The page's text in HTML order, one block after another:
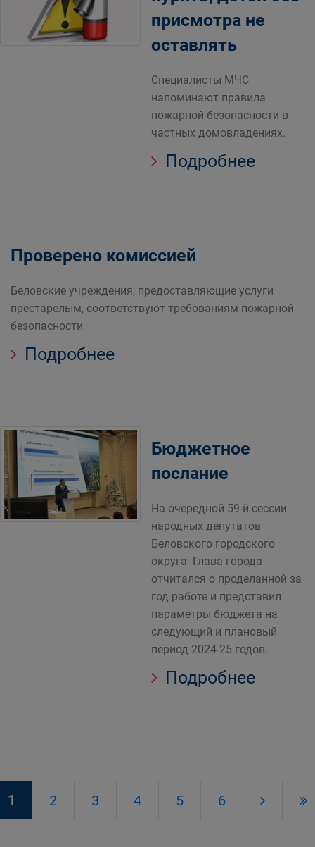
присмотра не
оставлять
Специалисты МЧС
напоминают правила
пожарной безопасности в
частных домовладениях.
Подробнее
Проверено комиссией
Беловские учреждения, предоставляющие услуги
престарелым, соответствуют требованиям пожарной
безопасности
Подробнее
Бюджетное
послание
На очередной 59-й сессии
народных депутатов
Беловского городского
округа Глава города
отчитался о проделанной за
год работе и представил
параметры бюджета на
следующий и плановый
период 2024-25 годов.
Подробнее
1 2 3 4 5 6